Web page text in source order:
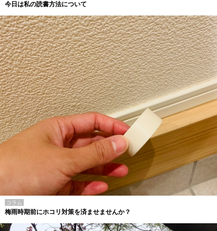
今日は私の読書方法について
コラム
梅雨時期前にホコリ対策を済ませませんか？